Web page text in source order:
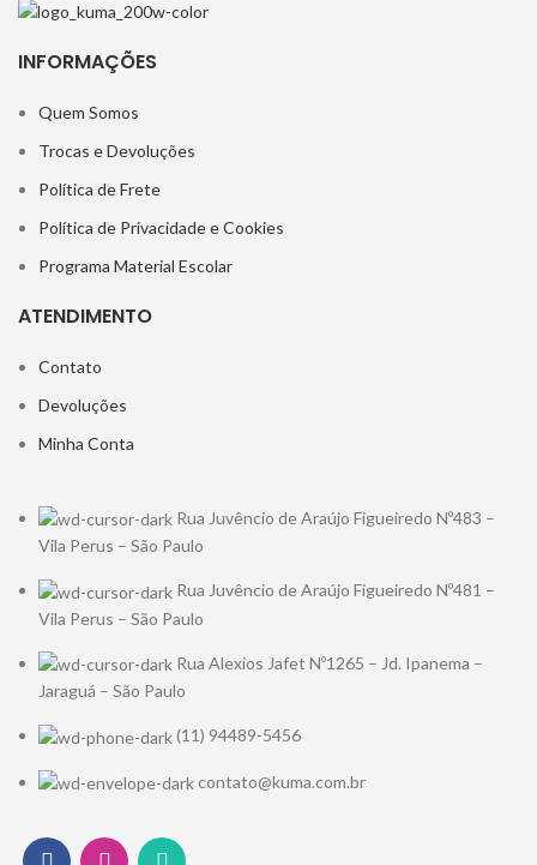
INFORMAÇÕES
Quem Somos
Trocas e Devoluções
Política de Frete
Política de Privacidade e Cookies
Programa Material Escolar
ATENDIMENTO
Contato
Devoluções
Minha Conta
Rua Juvêncio de Araújo Figueiredo Nº483 –
Vila Perus – São Paulo
Rua Juvêncio de Araújo Figueiredo Nº481 –
Vila Perus – São Paulo
Rua Alexios Jafet Nº1265 – Jd. Ipanema –
Jaraguá – São Paulo
(11) 94489-5456
contato@kuma.com.br